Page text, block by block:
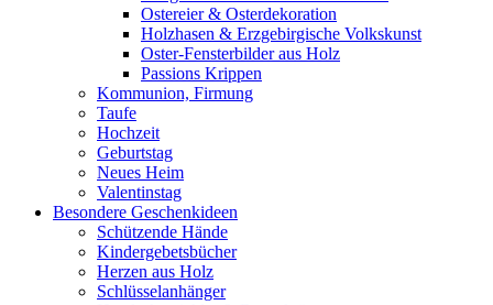
Ostereier & Osterdekoration
Holzhasen & Erzgebirgische Volkskunst
Oster-Fensterbilder aus Holz
Passions Krippen
Kommunion, Firmung
Taufe
Hochzeit
Geburtstag
Neues Heim
Valentinstag
Besondere Geschenkideen
Schützende Hände
Kindergebetsbücher
Herzen aus Holz
Schlüsselanhänger